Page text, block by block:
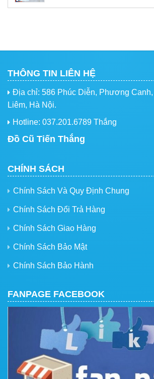
THÔNG TIN LIÊN HỆ
Địa chỉ: 586 Phúc Diễn, Phương
Liêm, Hà Nội.
Hotline: 037.201.6789 Thắng
Đồ Cũ Tiến Thắng
CHÍNH SÁCH
Chính Sách Và Quy Định Chung
Chính Sách Đổi Trả Hàng
Chính Sách Giao Hàng
Chính Sách Bảo Mật
Chính Sách Bảo Hành
FANPAGE FACEBOOK